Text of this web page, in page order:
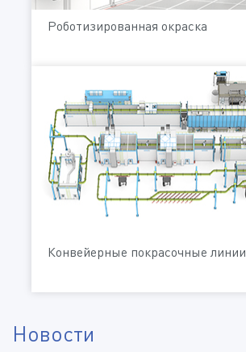
Роботизированная окраска
Конвейерные покрасочные линии
Новости